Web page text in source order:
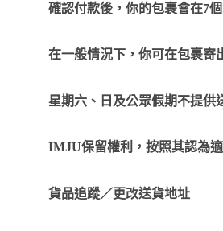
確認付款後，你的包裹會在7
在一般情況下，你可在包裹寄
星期六、日及公眾假期不提供
IMJU保留權利，按照其認為
貨品追蹤／更改送貨地址